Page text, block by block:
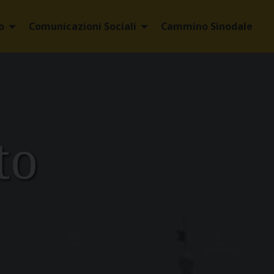
Comunicazioni Sociali Cammino Sinodale